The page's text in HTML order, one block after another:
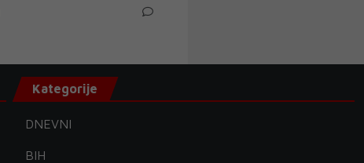
Kategorije
DNEVNI
BIH